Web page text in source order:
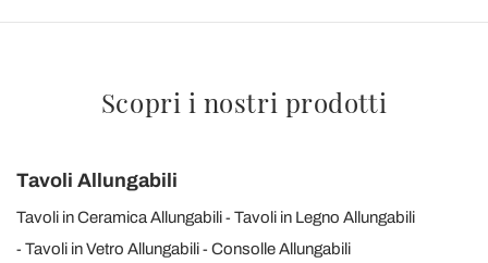
Scopri i nostri prodotti
Tavoli Allungabili
Tavoli in Ceramica Allungabili
Tavoli in Legno Allungabili
Tavoli in Vetro Allungabili
Consolle Allungabili